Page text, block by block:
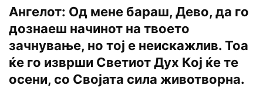
Ангелот: Од мене бараш, Дево, да го
дознаеш начинот на твоето
зачнување, но тој е неискажлив. Тоа
ќе го изврши Светиот Дух Кој ќе те
осени, со Својата сила животворна.